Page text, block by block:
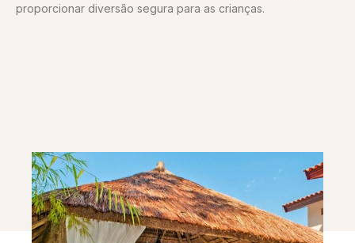
proporcionar diversão segura para as crianças.